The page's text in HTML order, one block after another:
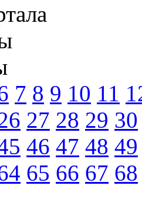
7 8 9 10 11
27 28 29 30
46 47 48 49
65 66 67 68